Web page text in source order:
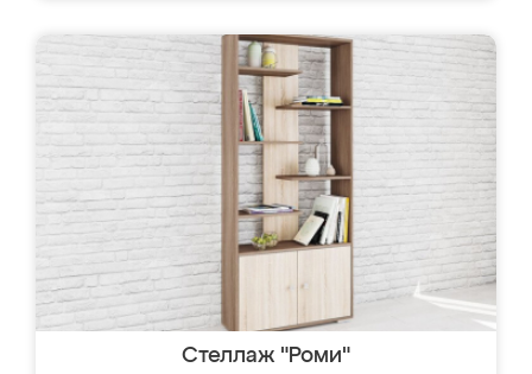
Стеллаж "Роми"